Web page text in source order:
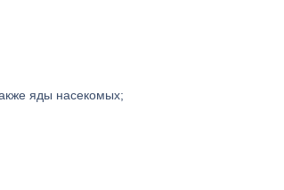
яды насекомых;